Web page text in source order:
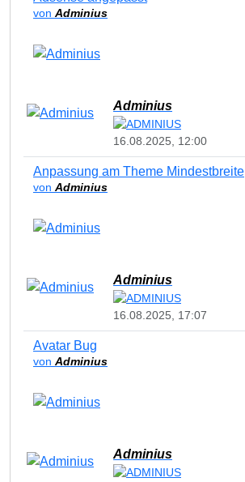
von Adminius
Adminius
16.08.2025, 12:00
Anpassung am Theme Mindestbreite
von Adminius
Adminius
16.08.2025, 17:07
Avatar Bug
von Adminius
Adminius